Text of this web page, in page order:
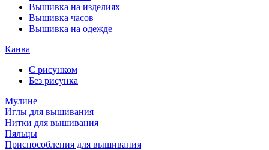
Вышивка на изделиях
Вышивка часов
Вышивка на одежде
Канва
С рисунком
Без рисунка
Мулине
Иглы для вышивания
Нитки для вышивания
Пяльцы
Приспособления для вышивания